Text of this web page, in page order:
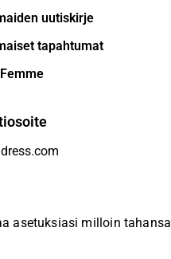
uutiskirje
tapahtumat
asetuksiasi milloin tahansa